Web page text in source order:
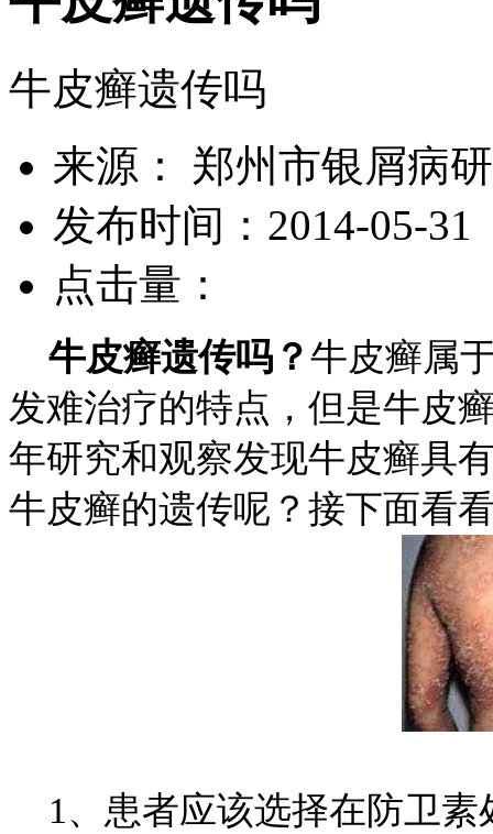
牛皮癣遗传吗
来源： 郑州市银屑病
发布时间：2014-05-31
点击量：
牛皮癣遗传吗？牛皮癣属
发难治疗的特点，但是牛皮
年研究和观察发现牛皮癣具
牛皮癣的遗传呢？接下面看
1、患者应该选择在防卫素